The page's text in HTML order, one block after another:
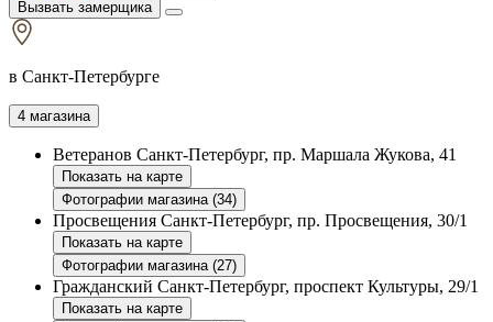
Вызвать замерщика
в Санкт-Петербурге
4 магазина
Ветеранов Санкт-Петербург, пр. Маршала Жукова, 41
Показать на карте
Фотографии магазина (34)
Просвещения Санкт-Петербург, пр. Просвещения, 30/1
Показать на карте
Фотографии магазина (27)
Гражданский Санкт-Петербург, проспект Культуры, 29/1
Показать на карте